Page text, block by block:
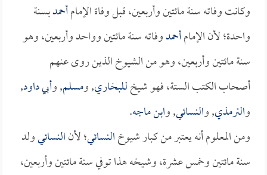
وكانت وفاته سنة مائتين وأربعين، قبل وفاة الإمامأحمدبسنة
واحدة؛ لأن الإمامأحمدوفاته سنة مائتين وواحد وأربعين، وهو
سنة مائتين وأربعين، وهو من الشيوخ الذين روى عنهم
أصحاب الكتب الستة، فهو شيخللبخاري, ومسلم, وأبي داود,
والترمذي, والنسائي, وابن ماجه.
ومن المعلوم أنه يعتبر من كبار شيوخالنسائي؛ لأنالنسائيولد
سنة مائتين وخمس عشرة، وشيخه هذا توفي سنة مائتين وأربعين،